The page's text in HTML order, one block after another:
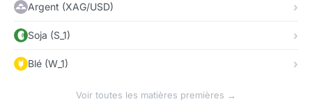
Argent (XAG/USD)
Soja (S_1)
Blé (W_1)
Voir toutes les matières premières →